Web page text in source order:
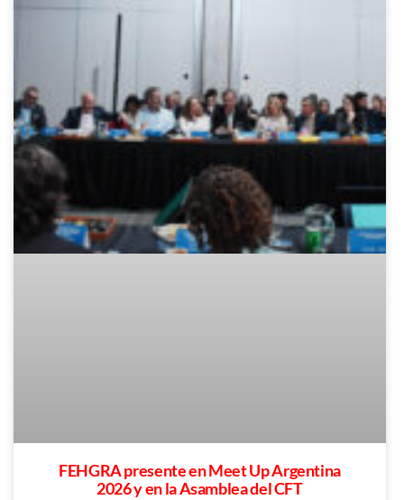
FEHGRA presente en Meet Up Argentina
2026 y en la Asamblea del CFT